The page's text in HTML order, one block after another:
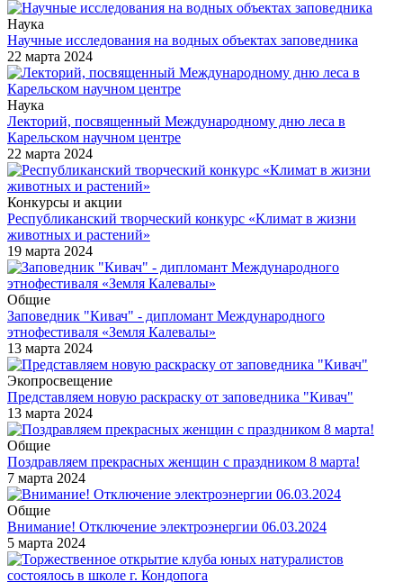
Наука
Научные исследования на водных объектах заповедника
22 марта 2024
Наука
Лекторий, посвященный Международному дню леса в
Карельском научном центре
22 марта 2024
Конкурсы и акции
Республиканский творческий конкурс «Климат в жизни
животных и растений»
19 марта 2024
Общие
Заповедник "Кивач" - дипломант Международного
этнофестиваля «Земля Калевалы»
13 марта 2024
Экопросвещение
Представляем новую раскраску от заповедника "Кивач"
13 марта 2024
Общие
Поздравляем прекрасных женщин с праздником 8 марта!
7 марта 2024
Общие
Внимание! Отключение электроэнергии 06.03.2024
5 марта 2024